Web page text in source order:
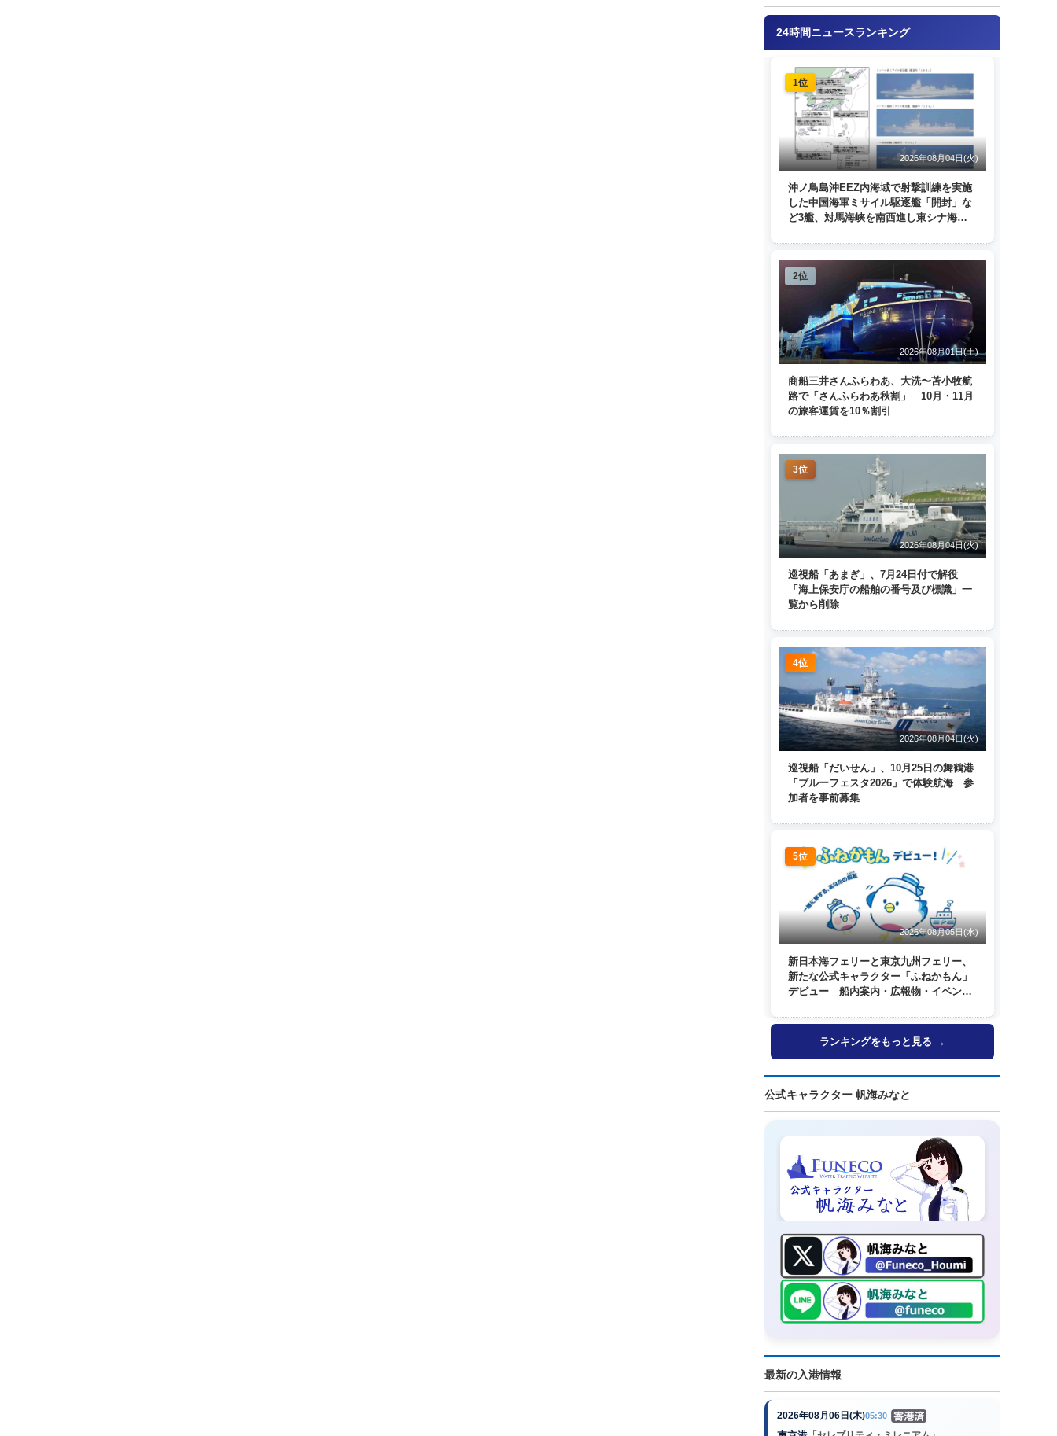
24時間ニュースランキング
1位
2026年08月04日(火)
沖ノ鳥島沖EEZ内海域で射撃訓練を実施
した中国海軍ミサイル駆逐艦「開封」な
ど3艦、対馬海峡を南西進し東シナ海
2位
2026年08月01日(土)
商船三井さんふらわあ、大洗〜苫小牧航
路で「さんふらわあ秋割」 10月・11月
の旅客運賃を10％割引
3位
2026年08月04日(火)
巡視船「あまぎ」、7月24日付で解役
「海上保安庁の船舶の番号及び標識」一
覧から削除
4位
2026年08月04日(火)
巡視船「だいせん」、10月25日の舞鶴港
「ブルーフェスタ2026」で体験航海 参
加者を事前募集
5位
2026年08月05日(水)
新日本海フェリーと東京九州フェリー、
新たな公式キャラクター「ふねかもん」
デビュー 船内案内・広報物・イベン
ランキングをもっと見る →
公式キャラクター 帆海みなと
最新の入港情報
2026年08月06日(木)05:30